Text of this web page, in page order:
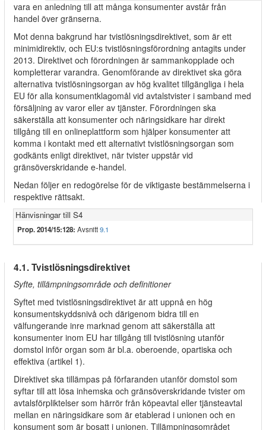
vara en anledning till att många konsumenter avstår från
handel över gränserna.
Mot denna bakgrund har tvistlösningsdirektivet, som är ett
minimidirektiv, och EU:s tvistlösningsförordning antagits under
2013. Direktivet och förordningen är sammankopplade och
kompletterar varandra. Genomförande av direktivet ska göra
alternativa tvistlösningsorgan av hög kvalitet tillgängliga i hela
EU för alla konsumentklagomål vid avtalstvister i samband med
försäljning av varor eller av tjänster. Förordningen ska
säkerställa att konsumenter och näringsidkare har direkt
tillgång till en onlineplattform som hjälper konsumenter att
komma i kontakt med ett alternativt tvistlösningsorgan som
godkänts enligt direktivet, när tvister uppstår vid
gränsöverskridande e-handel.
Nedan följer en redogörelse för de viktigaste bestämmelserna i
respektive rättsakt.
Hänvisningar till S4
Prop. 2014/15:128: Avsnitt9.1
4.1. Tvistlösningsdirektivet
Syfte, tillämpningsområde och definitioner
Syftet med tvistlösningsdirektivet är att uppnå en hög
konsumentskyddsnivå och därigenom bidra till en
välfungerande inre marknad genom att säkerställa att
konsumenter inom EU har tillgång till tvistlösning utanför
domstol inför organ som är bl.a. oberoende, opartiska och
effektiva (artikel 1).
Direktivet ska tillämpas på förfaranden utanför domstol som
syftar till att lösa inhemska och gränsöverskridande tvister om
avtalsförpliktelser som härrör från köpeavtal eller tjänsteavtal
mellan en näringsidkare som är etablerad i unionen och en
konsument som är bosatt i unionen. Tillämpningsområdet